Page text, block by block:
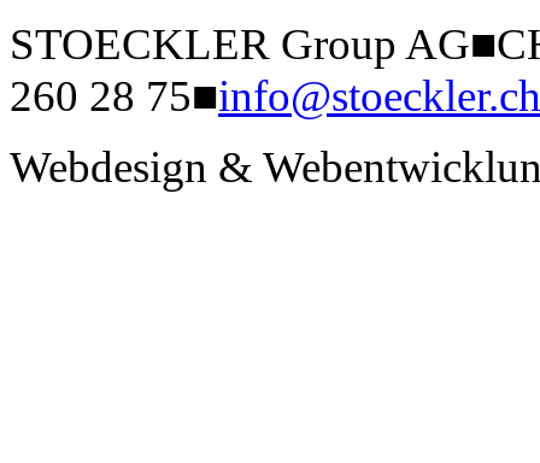
STOECKLER Group AG■
260 28 75■info@stoeckler.ch
Webdesign &